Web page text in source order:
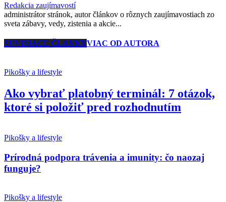
Redakcia zaujímavostí
administrátor stránok, autor článkov o rôznych zaujímavostiach zo
sveta zábavy, vedy, zistenia a akcie...
SÚVISIACE ČLÁNKYVIAC OD AUTORA
Pikošky a lifestyle
Ako vybrať platobný terminál: 7 otázok,
ktoré si položiť pred rozhodnutím
Pikošky a lifestyle
Prírodná podpora trávenia a imunity: čo naozaj
funguje?
Pikošky a lifestyle